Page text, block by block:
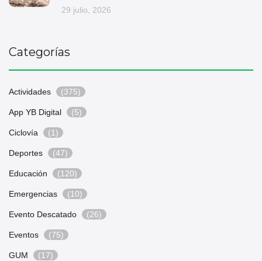
29 julio, 2026
Categorías
Actividades (375)
App YB Digital (5)
Ciclovía (1)
Deportes (47)
Educación (120)
Emergencias (10)
Evento Descatado (26)
Eventos (75)
GUM (17)